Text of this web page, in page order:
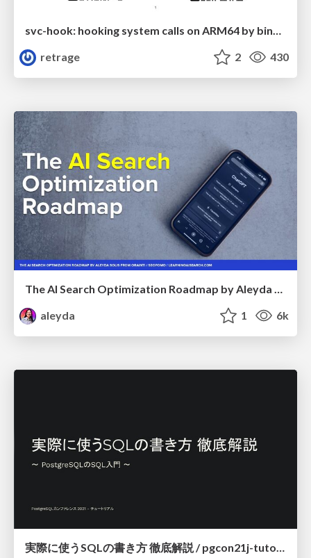
retrage
2 430
The AI Search Optimization Roadmap by Aleyda Solis
aleyda
1 6k
実際に使うSQLの書き方 徹底解説 / pgcon21j-tutorial